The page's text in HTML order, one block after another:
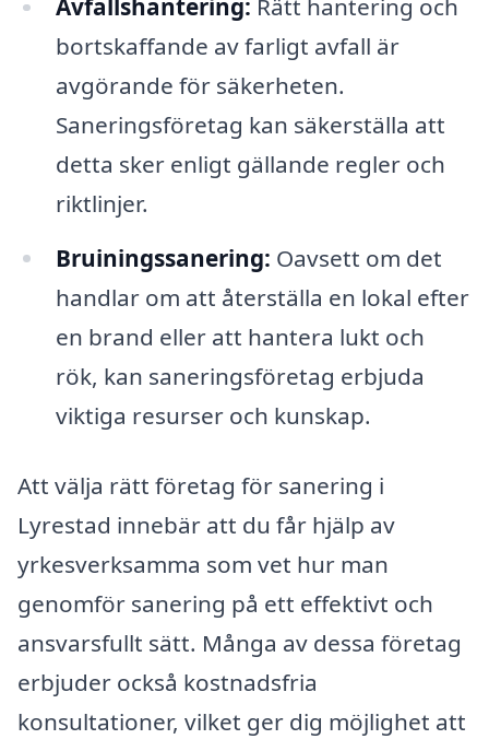
Avfallshantering: Rätt hantering och
bortskaffande av farligt avfall är
avgörande för säkerheten.
Saneringsföretag kan säkerställa att
detta sker enligt gällande regler och
riktlinjer.
Bruiningssanering: Oavsett om det
handlar om att återställa en lokal efter
en brand eller att hantera lukt och
rök, kan saneringsföretag erbjuda
viktiga resurser och kunskap.
Att välja rätt företag för sanering i
Lyrestad innebär att du får hjälp av
yrkesverksamma som vet hur man
genomför sanering på ett effektivt och
ansvarsfullt sätt. Många av dessa företag
erbjuder också kostnadsfria
konsultationer, vilket ger dig möjlighet att